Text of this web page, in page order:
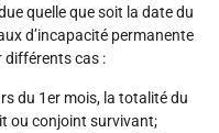
quelle que soit la date du
d’incapacité permanente
différents cas :
du 1er mois, la totalité du
ou conjoint survivant;